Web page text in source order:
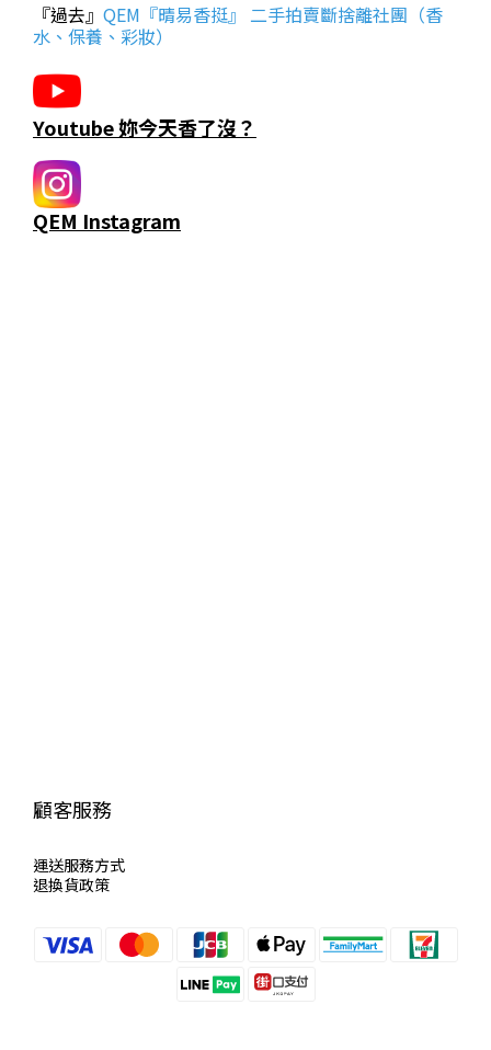
『過去』 QEM『晴易香挺』 二手拍賣斷捨離社團（香
水、保養、彩妝）
Youtube 妳今天香了沒？
QEM Instagram
顧客服務
運送服務方式
退換貨政策